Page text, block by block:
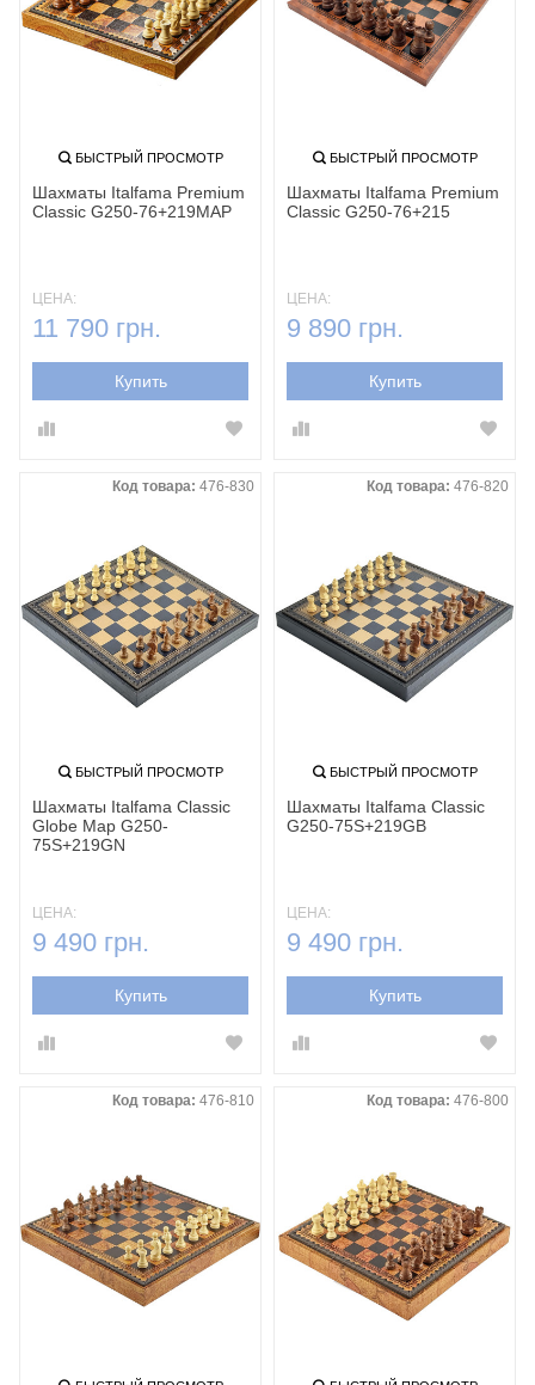
БЫСТРЫЙ ПРОСМОТР
Шахматы Italfama Premium
Classic G250-76+219MAP
ЦЕНА:
11 790 грн.
Купить
БЫСТРЫЙ ПРОСМОТР
Шахматы Italfama Premium
Classic G250-76+215
ЦЕНА:
9 890 грн.
Купить
Код товара: 476-830
БЫСТРЫЙ ПРОСМОТР
Шахматы Italfama Classic
Globe Map G250-
75S+219GN
ЦЕНА:
9 490 грн.
Купить
Код товара: 476-820
БЫСТРЫЙ ПРОСМОТР
Шахматы Italfama Classic
G250-75S+219GB
ЦЕНА:
9 490 грн.
Купить
Код товара: 476-810 Код товара: 476-800